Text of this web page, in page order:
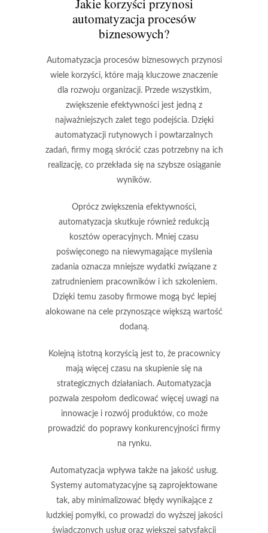
Jakie korzyści przynosi
automatyzacja procesów
biznesowych?
Automatyzacja procesów biznesowych przynosi
wiele korzyści, które mają kluczowe znaczenie
dla rozwoju organizacji. Przede wszystkim,
zwiększenie efektywności jest jedną z
najważniejszych zalet tego podejścia. Dzięki
automatyzacji rutynowych i powtarzalnych
zadań, firmy mogą skrócić czas potrzebny na ich
realizację, co przekłada się na szybsze osiąganie
wyników.
Oprócz zwiększenia efektywności,
automatyzacja skutkuje również redukcją
kosztów operacyjnych. Mniej czasu
poświęconego na niewymagające myślenia
zadania oznacza mniejsze wydatki związane z
zatrudnieniem pracowników i ich szkoleniem.
Dzięki temu zasoby firmowe mogą być lepiej
alokowane na cele przynoszące większą wartość
dodaną.
Kolejną istotną korzyścią jest to, że pracownicy
mają więcej czasu na skupienie się na
strategicznych działaniach. Automatyzacja
pozwala zespołom dedicować więcej uwagi na
innowacje i rozwój produktów, co może
prowadzić do poprawy konkurencyjności firmy
na rynku.
Automatyzacja wpływa także na jakość usług.
Systemy automatyzacyjne są zaprojektowane
tak, aby minimalizować błędy wynikające z
ludzkiej pomyłki, co prowadzi do wyższej jakości
świadczonych usług oraz większej satysfakcji